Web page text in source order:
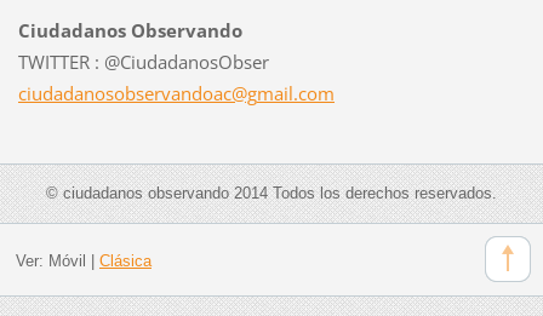
Ciudadanos Observando
TWITTER : @CiudadanosObser
ciudadanosobservandoac@gmail.com
© ciudadanos observando 2014 Todos los derechos reservados.
Ver: Móvil Clásica